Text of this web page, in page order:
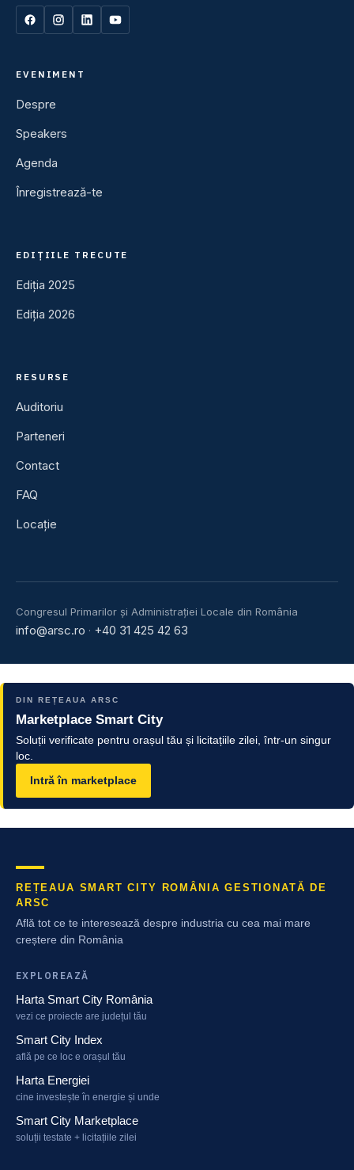
EVENIMENT
Despre
Speakers
Agenda
Înregistrează-te
EDIȚIILE TRECUTE
Ediția 2025
Ediția 2026
RESURSE
Auditoriu
Parteneri
Contact
FAQ
Locație
Congresul Primarilor și Administrației Locale din România
info@arsc.ro · +40 31 425 42 63
DIN REȚEAUA ARSC
Marketplace Smart City
Soluții verificate pentru orașul tău și licitațiile zilei, într-un singur
loc.
Intră în marketplace
REȚEAUA SMART CITY ROMÂNIA GESTIONATĂ DE
ARSC
Află tot ce te interesează despre industria cu cea mai mare
creștere din România
EXPLOREAZĂ
Harta Smart City România
vezi ce proiecte are județul tău
Smart City Index
află pe ce loc e orașul tău
Harta Energiei
cine investește în energie și unde
Smart City Marketplace
soluții testate + licitațiile zilei